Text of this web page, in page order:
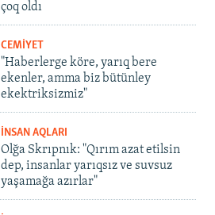
çoq oldı
CEMİYET
"Haberlerge köre, yarıq bere
ekenler, amma biz bütünley
ekektriksizmiz"
İNSAN AQLARI
Olğa Skrıpnık: "Qırım azat etilsin
dep, insanlar yarıqsız ve suvsuz
yaşamağa azırlar"